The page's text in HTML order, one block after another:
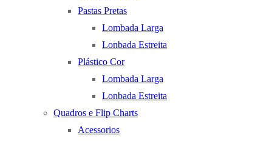
Pastas Pretas
Lombada Larga
Lonbada Estreita
Plástico Cor
Lombada Larga
Lonbada Estreita
Quadros e Flip Charts
Acessorios